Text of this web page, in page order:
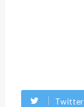
Twitter